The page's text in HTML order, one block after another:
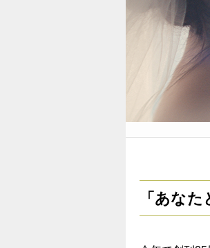
「あな